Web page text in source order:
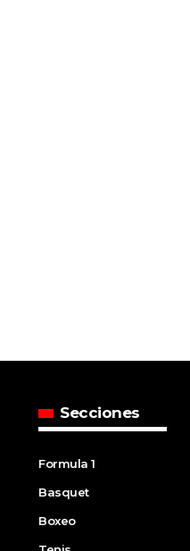
Secciones
Formula 1
Basquet
Boxeo